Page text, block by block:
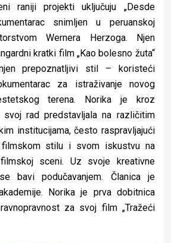
raniji projekti uključuju „Desde
snimljen u peruanskoj
Wernera Herzoga. Njen
kratki film „Kao bolesno žuta“
prepoznatljivi stil – koristeći
za istraživanje novog
terena. Norika je kroz
rad predstavljala na različitim
institucijama, često raspravljajući
stilu i svom iskustvu na
sceni. Uz svoje kreativne
bavi podučavanjem. Članica je
Norika je prva dobitnica
za svoj film „Tražeći